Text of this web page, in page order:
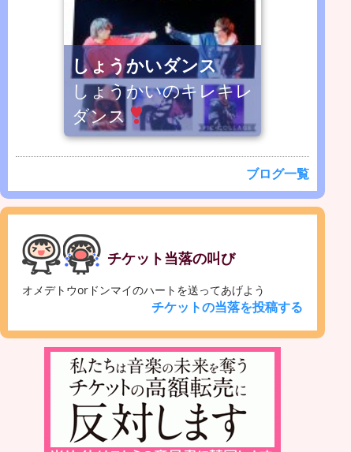
しょうかいダンス
しょうかいのキレキレ
ダンス
ブログ一覧
チケット当落の叫び
オメデトウorドンマイのハートを送ってあげよう
チケットの当落を投稿する